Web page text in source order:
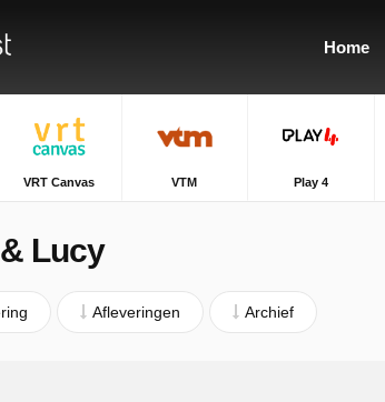
Home
VRT Canvas VTM Play 4
Lucy
Afleveringen Archief